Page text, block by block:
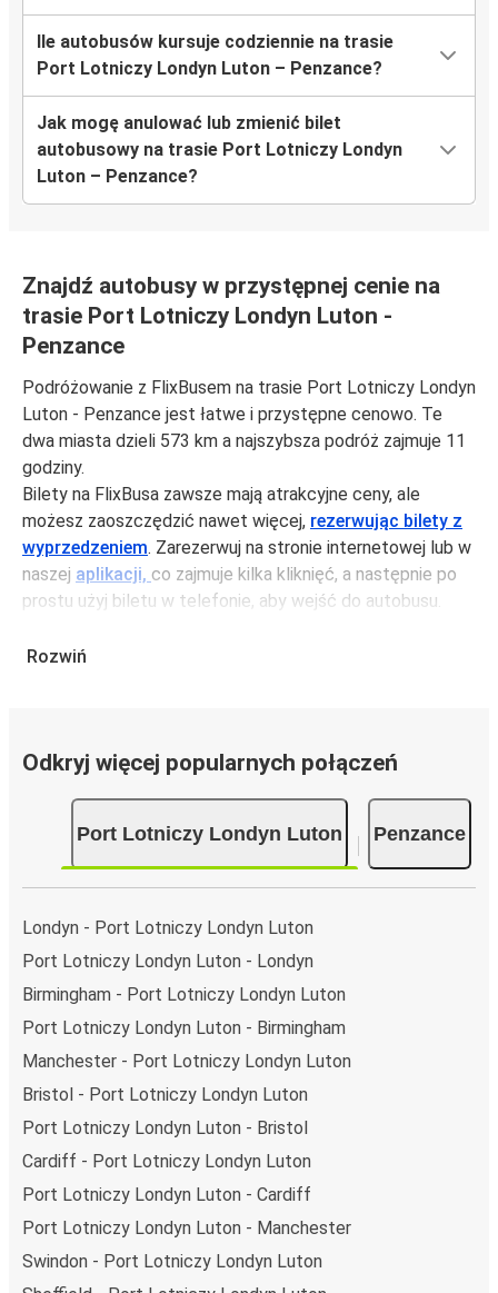
Ile autobusów kursuje codziennie na trasie
Port Lotniczy Londyn Luton – Penzance?
Jak mogę anulować lub zmienić bilet
autobusowy na trasie Port Lotniczy Londyn
Luton – Penzance?
Znajdź autobusy w przystępnej cenie na
trasie Port Lotniczy Londyn Luton -
Penzance
Podróżowanie z FlixBusem na trasie Port Lotniczy Londyn
Luton - Penzance jest łatwe i przystępne cenowo. Te
dwa miasta dzieli 573 km a najszybsza podróż zajmuje 11
godziny.
Bilety na FlixBusa zawsze mają atrakcyjne ceny, ale
możesz zaoszczędzić nawet więcej, rezerwując bilety z
wyprzedzeniem. Zarezerwuj na stronie internetowej lub w
naszej aplikacji, co zajmuje kilka kliknięć, a następnie po
prostu użyj biletu w telefonie, aby wejść do autobusu.
kosztują średnio 253,56 zł, ale możesz kupić bilety za
węglowego, podróżuj z FlixBusem.
Podróż na trasie Port Lotniczy Londyn Luton -
Penzance
Trasa Port Lotniczy Londyn Luton - Penzance jest łatwa i
wygodna z FlixBusem, dzięki 2 bezpośrednim połączeniom
dziennie.
Podróż autobusem ma mniejszy wpływ na środowisko
niż podróż samochodem czy samolotem. Stale pracujemy
nad tym, by jeszcze bardziej zmniejszać ślad węglowy,
stosując wysokie standardy środowiskowe w całej naszej
technologie napędu i paliwa oraz oferując wszystkim
pasażerom możliwość zrekompensowania emisji
dwutlenku węgla przy zakupie biletu.
Średni koszt podróży autobusem na trasie Port Lotniczy
podróż autobusem jest znacznie tańsza od innych
środków transportu.
Rozwiń
Odkryj więcej popularnych połączeń
Port Lotniczy Londyn Luton Penzance
Londyn - Port Lotniczy Londyn Luton
Port Lotniczy Londyn Luton - Londyn
Birmingham - Port Lotniczy Londyn Luton
Port Lotniczy Londyn Luton - Birmingham
Manchester - Port Lotniczy Londyn Luton
Bristol - Port Lotniczy Londyn Luton
Port Lotniczy Londyn Luton - Bristol
Cardiff - Port Lotniczy Londyn Luton
Port Lotniczy Londyn Luton - Cardiff
Port Lotniczy Londyn Luton - Manchester
Swindon - Port Lotniczy Londyn Luton